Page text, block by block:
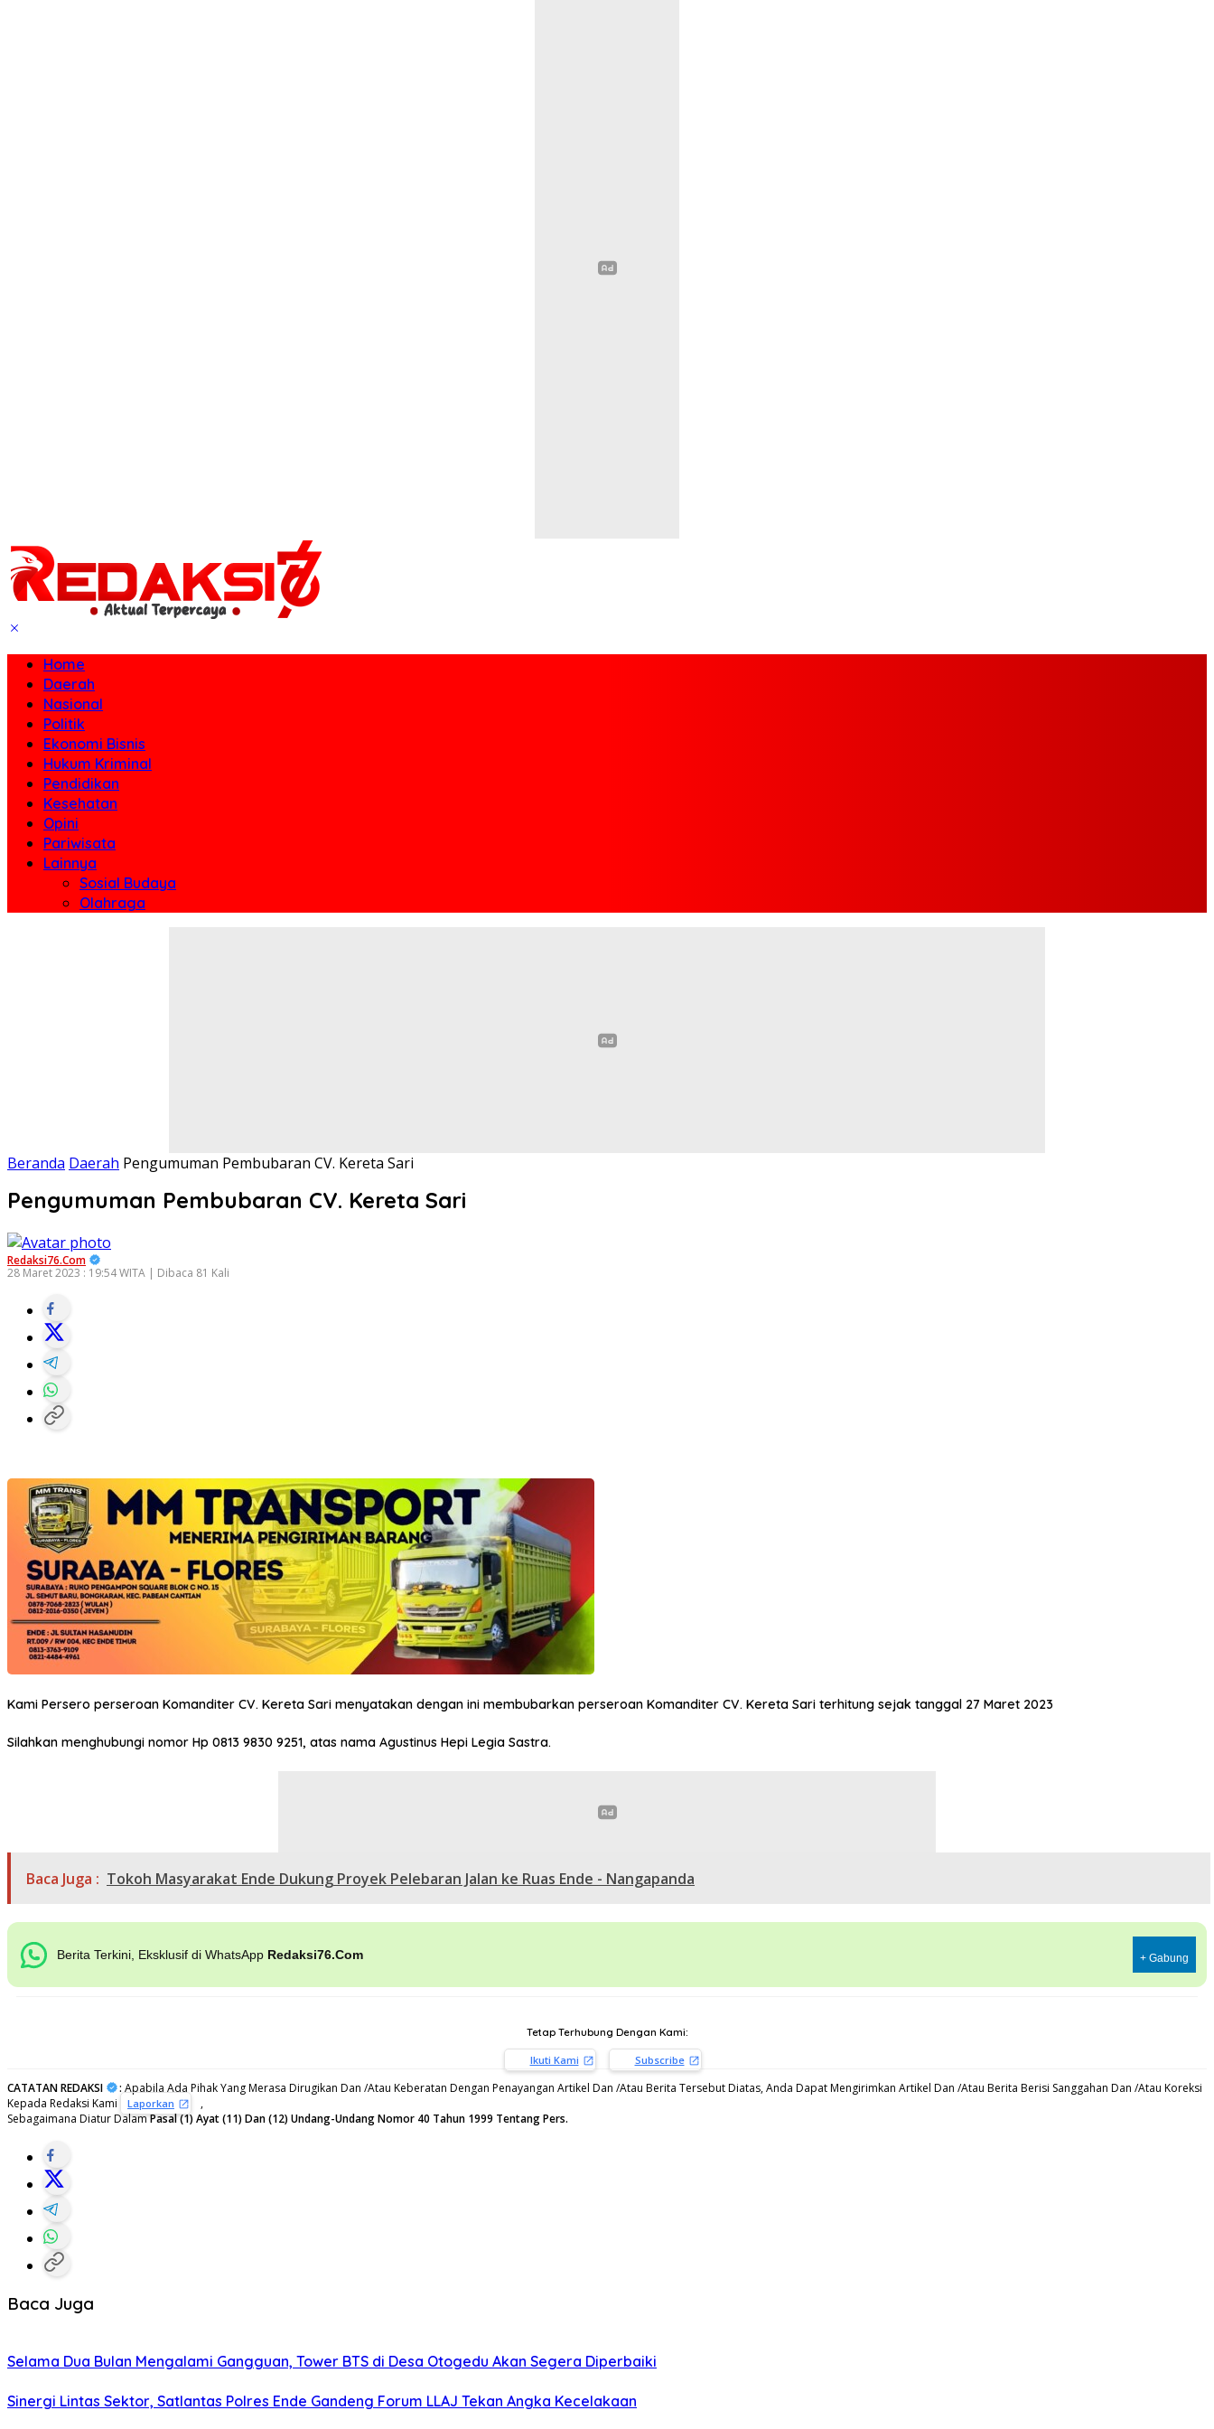
Home
Daerah
Nasional
Politik
Ekonomi Bisnis
Hukum Kriminal
Pendidikan
Kesehatan
Opini
Pariwisata
Lainnya
Sosial Budaya
Olahraga
Beranda Daerah Pengumuman Pembubaran CV. Kereta Sari
Pengumuman Pembubaran CV. Kereta Sari
Redaksi76.com
28 Maret 2023 : 19:54 WITA | Dibaca 81 Kali
Kami Persero perseroan Komanditer CV. Kereta Sari menyatakan dengan ini membubarkan perseroan Komanditer CV. Kereta Sari terhitung sejak tanggal 27 Maret 2023
Silahkan menghubungi nomor Hp 0813 9830 9251, atas nama Agustinus Hepi Legia Sastra.
Baca Juga : Tokoh Masyarakat Ende Dukung Proyek Pelebaran Jalan ke Ruas Ende - Nangapanda
Berita Terkini, Eksklusif di WhatsApp Redaksi76.Com + Gabung
Tetap Terhubung Dengan Kami:
Ikuti Kami Subscribe
CATATAN REDAKSI : Apabila Ada Pihak Yang Merasa Dirugikan Dan /Atau Keberatan Dengan Penayangan Artikel Dan /Atau Berita Tersebut Diatas, Anda Dapat Mengirimkan Artikel Dan /Atau Berita Berisi Sanggahan Dan /Atau Koreksi
Kepada Redaksi Kami
Laporkan
,
Sebagaimana Diatur DalamPasal (1) Ayat (11) Dan (12) Undang-Undang Nomor 40 Tahun 1999 Tentang Pers.
Baca Juga
Selama Dua Bulan Mengalami Gangguan, Tower BTS di Desa Otogedu Akan Segera Diperbaiki
Sinergi Lintas Sektor, Satlantas Polres Ende Gandeng Forum LLAJ Tekan Angka Kecelakaan